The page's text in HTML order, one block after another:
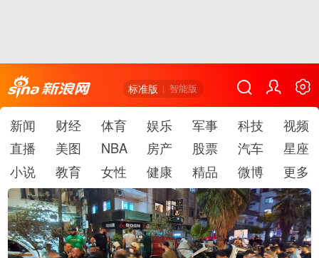
标准版 智能版
新闻 财经 体育 娱乐 军事 科技
视频
直播
美图 NBA 房产 股票 汽车
星座
小说
教育 女性 健康 精品 微博 更多